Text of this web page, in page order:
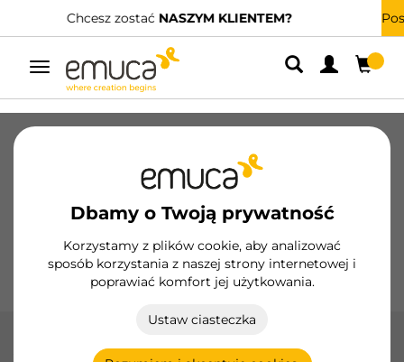
Posiadamy wyspecjalizowanych dystrybutorów. ZNAJDŹ NAJBLIŻSZEGO
Przełącz
nawigację
Dbamy o Twoją prywatność
Korzystamy z plików cookie, aby analizować
sposób korzystania z naszej strony internetowej i
poprawiać komfort jej użytkowania.
Ustaw ciasteczka
Zawiasy
Systemy przesuwne Kuchnia
Ekspozytory
Akcesoria Concept